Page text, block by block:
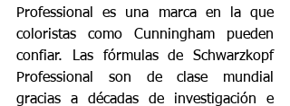
Professional es una marca en la que
coloristas como Cunningham pueden
confiar. Las fórmulas de Schwarzkopf
Professional son de clase mundial
gracias a décadas de investigación e